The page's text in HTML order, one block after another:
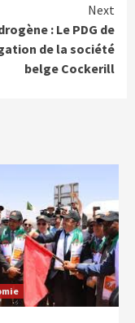
Next
: Le PDG de
de la société
belge Cockerill